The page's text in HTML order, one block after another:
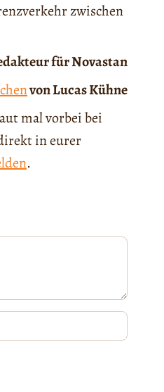
zwischen
für Novastan
von Lucas Kühne
mal vorbei bei
in eurer
.